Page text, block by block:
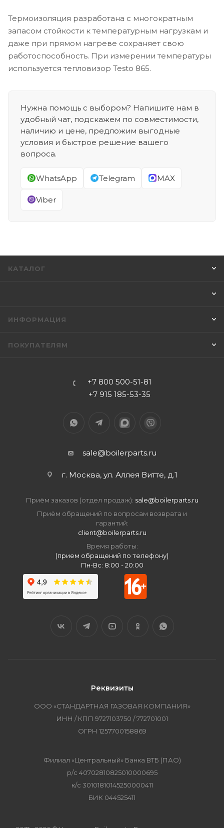
Термоизоляция разработана с многократным
запасом стойкости к температурным нагрузкам и
даже при прямом нагреве сохраняет свою
работоспособность. При измерении температуры
используется тепловизор Testo 865.
Нужна помощь с выбором? Напишите нам в
удобный чат, подскажем по совместимости,
наличию и цене, предложим выгодные
условия и быстрое решение вашего
вопроса.
WhatsApp Telegram MAX
Viber
КАТАЛОГ
ИНФОРМАЦИЯ
ПОКУПАТЕЛЯМ
+7 800 500-51-81
+7 915 185-53-35
sale@boilerparts.ru
г. Москва, ул. Аллея Витте, д.1
Приём заказов (отдел продаж): sale@boilerparts.ru
Приём обращений по вопросам возврата и
гарантий:
client@boilerparts.ru
Время работы:
(прием обращений по телефону)
Пн-Вс: 8:00 - 20:00
Реквизиты
ООО «СТАНДАРТНАЯ ГАЗОВАЯ КОМПАНИЯ»
ИНН / КПП 9727103750 / 772701001
ОГРН 1257700158869
Филиал «Центральный» Банка ВТБ (ПАО)
р/с 40702810825010000695
к/с 30101810145250000411
БИК 044525411